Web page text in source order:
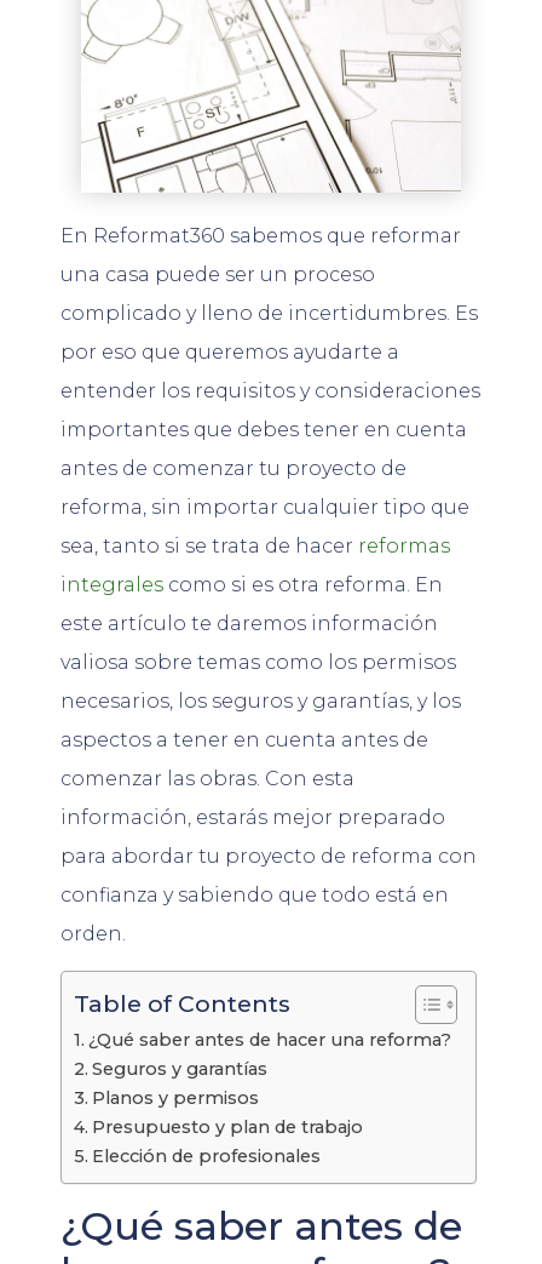
En Reformat360 sabemos que reformar
una casa puede ser un proceso
complicado y lleno de incertidumbres. Es
por eso que queremos ayudarte a
entender los requisitos y consideraciones
importantes que debes tener en cuenta
antes de comenzar tu proyecto de
reforma, sin importar cualquier tipo que
sea, tanto si se trata de hacer reformas
integrales como si es otra reforma. En
este artículo te daremos información
valiosa sobre temas como los permisos
necesarios, los seguros y garantías, y los
aspectos a tener en cuenta antes de
comenzar las obras. Con esta
información, estarás mejor preparado
para abordar tu proyecto de reforma con
confianza y sabiendo que todo está en
orden.
Table of Contents
¿Qué saber antes de hacer una reforma?
Seguros y garantías
Planos y permisos
Presupuesto y plan de trabajo
Elección de profesionales
¿Qué saber antes de